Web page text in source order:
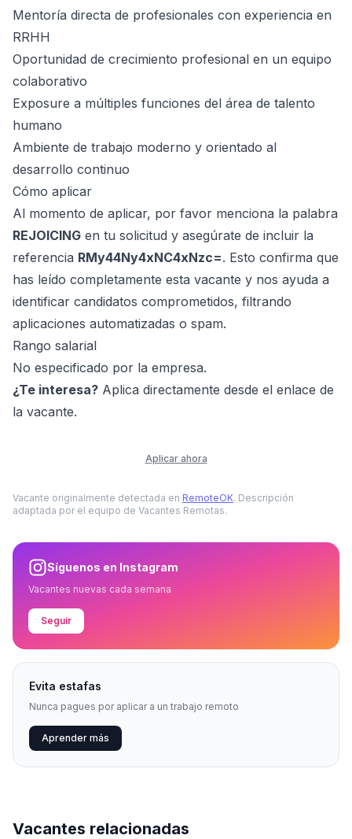
Mentoría directa de profesionales con experiencia en
RRHH
Oportunidad de crecimiento profesional en un equipo
colaborativo
Exposure a múltiples funciones del área de talento
humano
Ambiente de trabajo moderno y orientado al
desarrollo continuo
Cómo aplicar
Al momento de aplicar, por favor menciona la palabra
REJOICING en tu solicitud y asegúrate de incluir la
referencia RMy44Ny4xNC4xNzc=. Esto confirma que
has leído completamente esta vacante y nos ayuda a
identificar candidatos comprometidos, filtrando
aplicaciones automatizadas o spam.
Rango salarial
No especificado por la empresa.
¿Te interesa? Aplica directamente desde el enlace de
la vacante.
Aplicar ahora
Vacante originalmente detectada en RemoteOK. Descripción
adaptada por el equipo de Vacantes Remotas.
Síguenos en Instagram
Vacantes nuevas cada semana
Seguir
Evita estafas
Nunca pagues por aplicar a un trabajo remoto
Aprender más
Vacantes relacionadas